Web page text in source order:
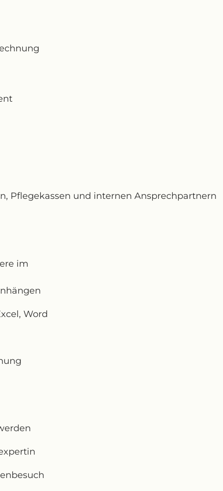
Pflegekassen und internen Ansprechpartnern
im
Word